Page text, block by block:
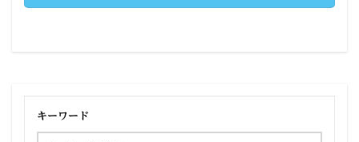
キーワード